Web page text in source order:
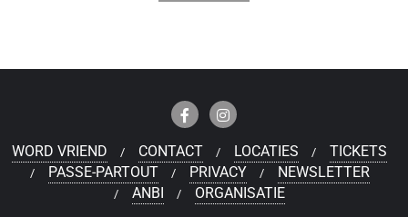
WORD VRIEND CONTACT LOCATIES
TICKETS
PASSE-PARTOUT
PRIVACY
NEWSLETTER
ANBI
ORGANISATIE